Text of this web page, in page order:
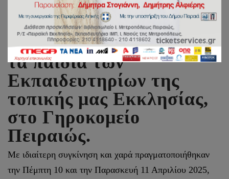
Πασχαλινή επίσκεψη από
τα παιδιά των
Εκπαιδευτηρίων της
τοπικής μας Εκκλησίας,
στο Γηροκομείο
Πειραιώς.
Με ιδιαίτερη συγκίνηση και χαρά πραγματοποιήθηκαν
την Πέμπτη 10 και την Παρασκευή 11 Απριλίου 2025,